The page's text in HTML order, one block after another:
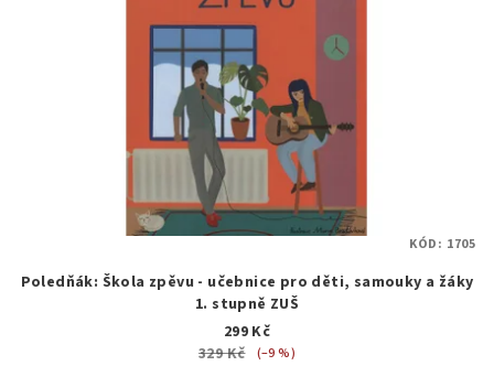
Poledňák: Škola zpěvu - učebnice pro děti, samouky a žáky
1. stupně ZUŠ
299 Kč
329 Kč
(–9 %)
KÓD: 1705